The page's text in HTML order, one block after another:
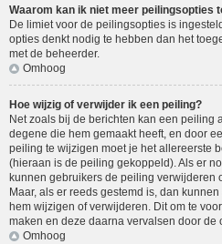
Waarom kan ik niet meer peilingsopties
De limiet voor de peilingsopties is
opties denkt nodig te hebben dan het
met de beheerder.
Omhoog
Hoe wijzig of verwijder ik een peiling?
Net zoals bij de berichten kan een peiling
degene die hem gemaakt heeft, en door
peiling te wijzigen moet je het allereerste
(hieraan is de peiling gekoppeld). Als er
kunnen gebruikers de peiling verwijderen
Maar, als er reeds gestemd is, dan
hem wijzigen of verwijderen. Dit om te
maken en deze daarna vervalsen door de
Omhoog